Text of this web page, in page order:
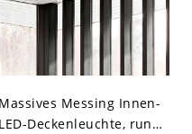
Massives Messing Innen-
LED-Deckenleuchte, rund